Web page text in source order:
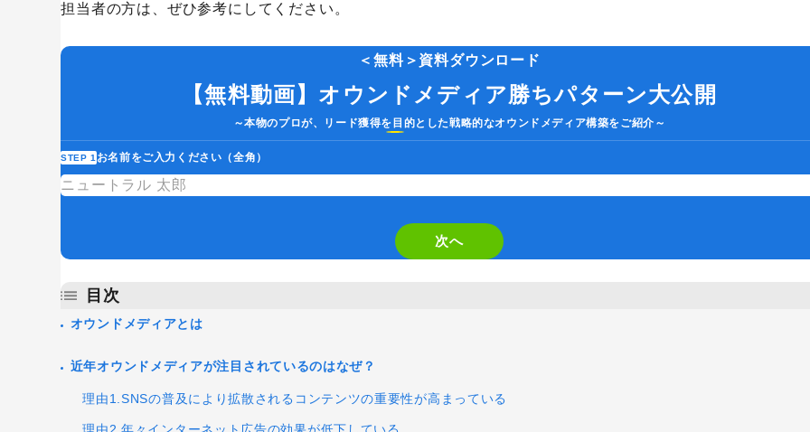
キーワードから記事を検索
コンテンツマーケティング
サイト改善
担当者の方は、ぜひ参考にしてください。
＜無料＞資料ダウンロード
【無料動画】オウンドメディア勝ちパターン大公開
～本物のプロが、リード獲得を目的とした戦略的なオウンドメディア構築をご紹介～
STEP 1 お名前をご入力ください（全角）
are
次へ
目次
オウンドメディアとは
近年オウンドメディアが注目されているのはなぜ？
理由1.SNSの普及により拡散されるコンテンツの重要性が高まっている